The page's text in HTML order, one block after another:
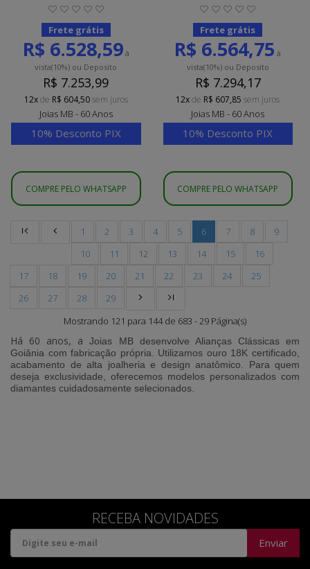
Frete grátis
R$ 6.528,59à
vista(10%) ou Deposito
R$ 7.253,99
12xde R$ 604,50sem juros
Joias MB - 60 Anos
10% Desconto PIX
COMPRE PELO WHATSAPP
Frete grátis
R$ 6.564,75 à
vista(10%)ou Deposito
R$ 7.294,17
12xde R$ 607,85 sem juros
Joias MB - 60 Anos
10% Desconto PIX
COMPRE PELO WHATSAPP
1 2 3 4 5 6 7 8
9
10
11 12 13 14 15
16
17
18 19 20 21 22 23 24
25
26
27 28
29
Mostrando 121 para 144 de 683 - 29 Página(s)
Há 60 anos, aJoias MBdesenvolve Alianças Clássicas em
Goiânia com fabricação própria. Utilizamos ouro 18K certificado,
acabamento de alta joalheria e design anatômico. Para quem
deseja exclusividade, oferecemos modelos personalizados com
diamantes cuidadosamente selecionados.
RECEBA NOVIDADES
Enviar